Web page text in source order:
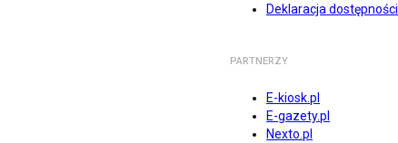
Deklaracja dostępności
PARTNERZY
E-kiosk.pl
E-gazety.pl
Nexto.pl